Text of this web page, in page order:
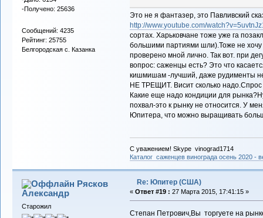
-Получено: 25636
Сообщений: 4235
Рейтинг: 25755
Белгородская с. Казанка
Это не я фантазер, это Павливский
http://www.youtube.com/
сортах. Харьковчане тоже уже га
большими партиями шли).Тоже не
проверено мной лично. Так вот. при
вопрос: саженцы есть? Это что
кишмишам -лучший, даже рудименты
НЕ ТРЕЩИТ. Висит сколько
Какие еще надо кондиции для
похвал-это к рынку не относится. У
Юпитера, что можно выращивать
С уважением! Skype vinograd1714
Каталог саженцев винограда осень 2020 -
Рясков
Александр
Старожил
Re: Юпитер (США)
« Ответ #19 : 27 Марта 2015, 17:41:15 »
Степан Петрович,Вы торгуете на